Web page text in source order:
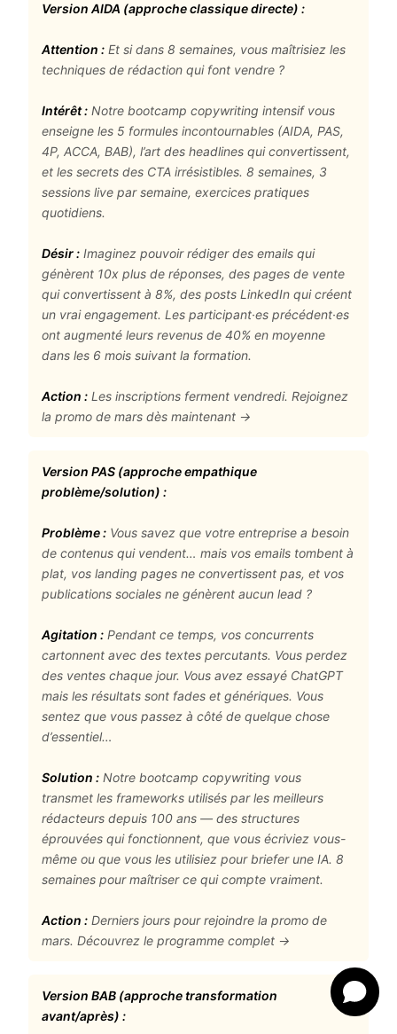
Version AIDA (approche classique directe) :
Attention : Et si dans 8 semaines, vous maîtrisiez les
techniques de rédaction qui font vendre ?
Intérêt : Notre bootcamp copywriting intensif vous
enseigne les 5 formules incontournables (AIDA, PAS,
4P, ACCA, BAB), l’art des headlines qui convertissent,
et les secrets des CTA irrésistibles. 8 semaines, 3
sessions live par semaine, exercices pratiques
quotidiens.
Désir : Imaginez pouvoir rédiger des emails qui
génèrent 10x plus de réponses, des pages de vente
qui convertissent à 8%, des posts LinkedIn qui créent
un vrai engagement. Les participant·es précédent·es
ont augmenté leurs revenus de 40% en moyenne
dans les 6 mois suivant la formation.
Action : Les inscriptions ferment vendredi. Rejoignez
la promo de mars dès maintenant →
Version PAS (approche empathique
problème/solution) :
Problème : Vous savez que votre entreprise a besoin
de contenus qui vendent… mais vos emails tombent à
plat, vos landing pages ne convertissent pas, et vos
publications sociales ne génèrent aucun lead ?
Agitation : Pendant ce temps, vos concurrents
cartonnent avec des textes percutants. Vous perdez
des ventes chaque jour. Vous avez essayé ChatGPT
mais les résultats sont fades et génériques. Vous
sentez que vous passez à côté de quelque chose
d’essentiel…
Solution : Notre bootcamp copywriting vous
transmet les frameworks utilisés par les meilleurs
rédacteurs depuis 100 ans — des structures
éprouvées qui fonctionnent, que vous écriviez vous-
même ou que vous les utilisiez pour briefer une IA. 8
semaines pour maîtriser ce qui compte vraiment.
Action : Derniers jours pour rejoindre la promo de
mars. Découvrez le programme complet →
Version BAB (approche transformation
avant/après) :